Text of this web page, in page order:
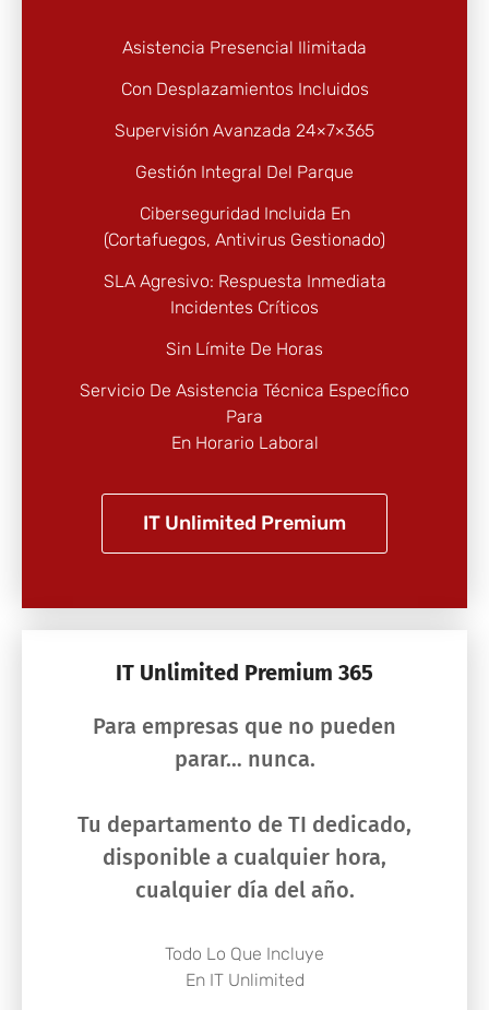
Asistencia Presencial Ilimitada
Con Desplazamientos Incluidos
Supervisión Avanzada 24×7×365
Gestión Integral Del Parque
Ciberseguridad Incluida En
(cortafuegos, Antivirus Gestionado)
SLA Agresivo: Respuesta Inmediata
Incidentes Críticos
Sin Límite De Horas
Servicio De Asistencia Técnica Específico
Para
En Horario Laboral
IT Unlimited Premium
IT Unlimited Premium 365
Para empresas que no pueden
parar… nunca.
Tu departamento de TI dedicado,
disponible a cualquier hora,
cualquier día del año.
Todo Lo Que Incluye
En IT Unlimited